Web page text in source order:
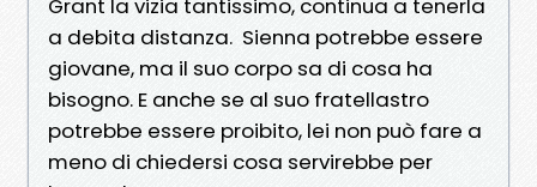
Grant la vizia tantissimo, continua a tenerla
a debita distanza. Sienna potrebbe essere
giovane, ma il suo corpo sa di cosa ha
bisogno. E anche se al suo fratellastro
potrebbe essere proibito, lei non può fare a
meno di chiedersi cosa servirebbe per